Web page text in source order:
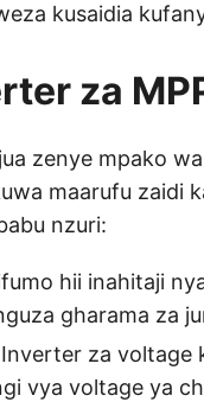
kusaidia
za
zenye mpako
maarufu zaidi
nzuri:
hii inahitaji
gharama za
za
vya voltage ya